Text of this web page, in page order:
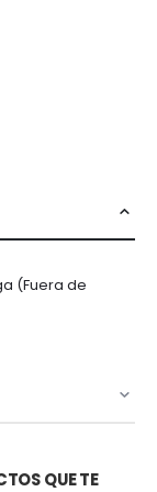
(Fuera de
QUE TE